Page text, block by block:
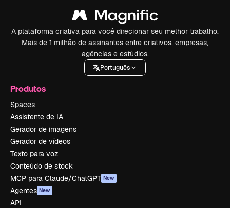
A plataforma criativa para você direcionar seu melhor trabalho.
Mais de 1 milhão de assinantes entre criativos, empresas,
agências e estúdios.
Português
Produtos
Spaces
Assistente de IA
Gerador de imagens
Gerador de vídeos
Texto para voz
Conteúdo de stock
MCP para Claude/ChatGPT New
Agentes New
API